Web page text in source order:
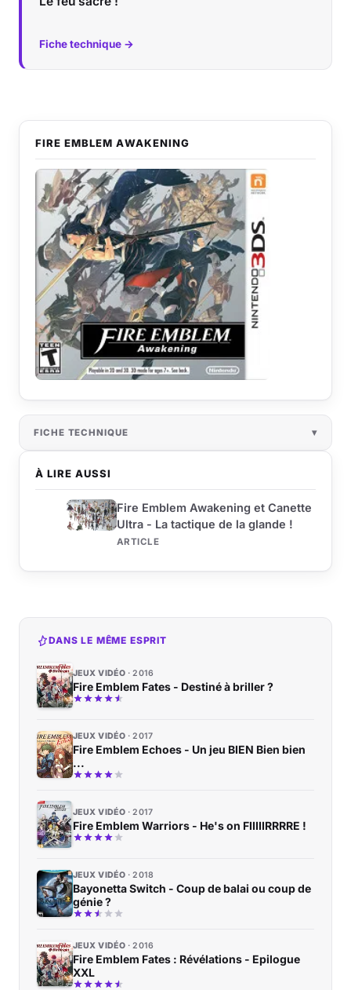
Fiche technique →
À LIRE AUSSI
Fire Emblem Awakening et Canette
Ultra - La tactique de la glande !
ARTICLE
FIRE EMBLEM AWAKENING
FICHE TECHNIQUE
DANS LE MÊME ESPRIT
JEUX VIDÉO 2016
Fire Emblem Fates - Destiné à briller ?
JEUX VIDÉO 2017
Fire Emblem Echoes - Un jeu BIEN Bien bien
...
JEUX VIDÉO 2017
Fire Emblem Warriors - He's on FIIIIIRRRRE !
JEUX VIDÉO 2018
Bayonetta Switch - Coup de balai ou coup de
génie ?
JEUX VIDÉO 2016
Fire Emblem Fates : Révélations - Epilogue
XXL